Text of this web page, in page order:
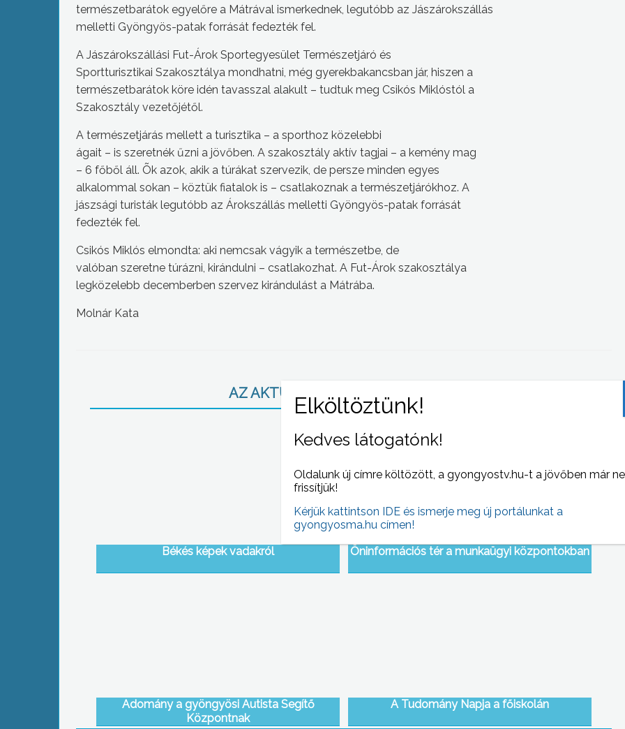
természetbarátok egyelőre a Mátrával ismerkednek, legutóbb az Jászárokszállás
melletti Gyöngyös-patak forrását fedezték fel.
A Jászárokszállási Fut-Árok Sportegyesület Természetjáró és
Sportturisztikai Szakosztálya mondhatni, még gyerekbakancsban jár, hiszen a
természetbarátok köre idén tavasszal alakult – tudtuk meg Csikós Miklóstól a
Szakosztály vezetőjétől.
A természetjárás mellett a turisztika – a sporthoz közelebbi
ágait – is szeretnék űzni a jövőben. A szakosztály aktív tagjai – a kemény mag
– 6 főből áll. Õk azok, akik a túrákat szervezik, de persze minden egyes
alkalommal sokan – köztük fiatalok is – csatlakoznak a természetjárókhoz. A
jászsági turisták legutóbb az Árokszállás melletti Gyöngyös-patak forrását
fedezték fel.
Csikós Miklós elmondta: aki nemcsak vágyik a természetbe, de
valóban szeretne túrázni, kirándulni – csatlakozhat. A Fut-Árok szakosztálya
legközelebb decemberben szervez kirándulást a Mátrába.
Molnár Kata
AZ AKTUÁLIS NAPI HÍREI
Békés képek vadakról Öninformációs tér a munkaügyi központokban
Adomány a gyöngyösi Autista Segítő
Központnak
A Tudomány Napja a főiskolán
Kedves látogatónk!
Oldalunk új címre költözött, a gyongyostv.hu-t a jövőben már
frissítjük!
Kérjük kattintson IDE és ismerje meg új portálunkat a
gyongyosma.hu címen!